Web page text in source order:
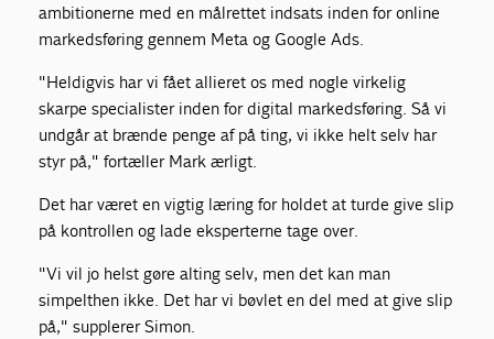
ambitionerne med en målrettet indsats inden for online
markedsføring gennem Meta og Google Ads.
"Heldigvis har vi fået allieret os med nogle virkelig
skarpe specialister inden for digital markedsføring. Så vi
undgår at brænde penge af på ting, vi ikke helt selv har
styr på," fortæller Mark ærligt.
Det har været en vigtig læring for holdet at turde give slip
på kontrollen og lade eksperterne tage over.
"Vi vil jo helst gøre alting selv, men det kan man
simpelthen ikke. Det har vi bøvlet en del med at give slip
på," supplerer Simon.